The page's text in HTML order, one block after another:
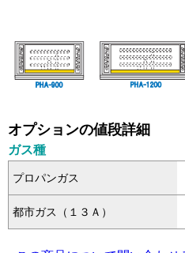
オプションの値段詳細
ガス種
プロパンガス
都市ガス（１３Ａ）